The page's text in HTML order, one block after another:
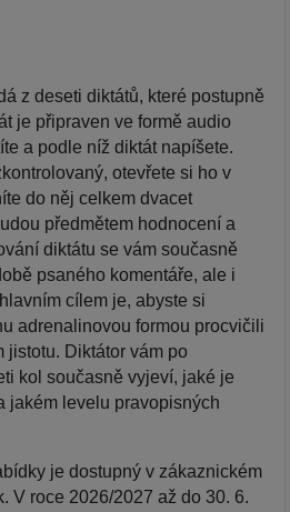
z deseti diktátů, které postupně
je připraven ve formě audio
a podle níž diktát napíšete.
otevřete si ho v
do něj celkem dvacet
předmětem hodnocení a
diktátu se vám současně
psaného komentáře, ale i
cílem je, abyste si
adrenalinovou formou procvičili
jistotu. Diktátor vám po
kol současně vyjeví, jaké je
jakém levelu pravopisných
je dostupný v zákaznickém
V roce 2026/2027 až do 30. 6.